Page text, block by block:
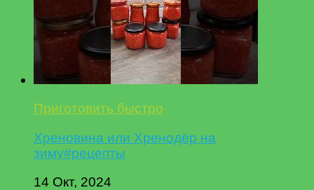
Приготовить быстро
Хреновина или Хренодёр на
зиму#рецепты
14 Окт, 2024